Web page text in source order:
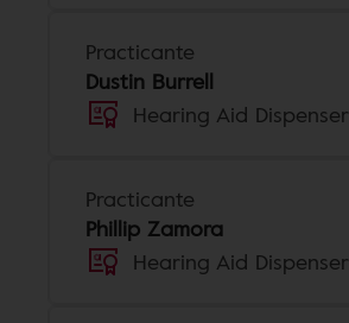
Practicante
Dustin Burrell
Hearing Aid Dispenser
Practicante
Phillip Zamora
Hearing Aid Dispenser